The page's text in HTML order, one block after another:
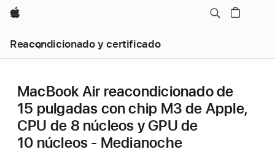
Apple
Reacondicionado y certificado
MacBook Air reacondicionado de
15 pulgadas con chip M3 de Apple,
CPU de 8 núcleos y GPU de
10 núcleos - Medianoche